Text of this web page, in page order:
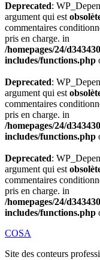
Deprecated:
argument qui est
commentaires
pris en charge. in
/homepages/24/
includes/functions.php
Deprecated:
argument qui est
commentaires
pris en charge. in
/homepages/24/
includes/functions.php
Deprecated:
argument qui est
commentaires
pris en charge. in
/homepages/24/
includes/functions.php
Aller
contenu
COSA
Site des conteurs